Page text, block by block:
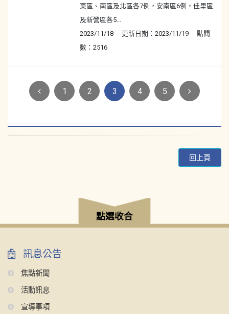
東區、南區及北區各7例，安南區6例，佳里區
及新營區各5...
2023/11/18 更新日期：2023/11/19 點閱
數：2516
Previous
1 2 3 4 5 Next
回上頁
點選收合
訊息公告
焦點新聞
活動訊息
宣導事項